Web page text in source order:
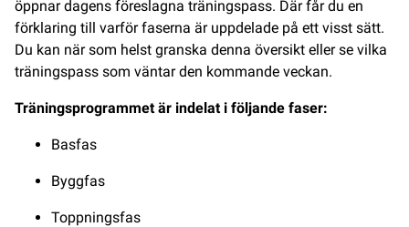
öppnar dagens föreslagna träningspass. Där får du en
förklaring till varför faserna är uppdelade på ett visst sätt.
Du kan när som helst granska denna översikt eller se vilka
träningspass som väntar den kommande veckan.
Träningsprogrammet är indelat i följande faser:
Basfas
Byggfas
Toppningsfas